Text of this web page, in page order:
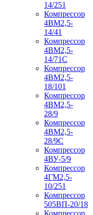
14/251
Компрессор
4ВМ2,5-
14/41
Компрессор
4ВМ2,5-
14/71C
Компрессор
4ВМ2,5-
18/101
Компрессор
4ВМ2,5-
28/9
Компрессор
4ВМ2,5-
28/9С
Компрессор
4ВУ-5/9
Компрессор
4ГМ2,5-
10/251
Компрессор
505ВП-20/18